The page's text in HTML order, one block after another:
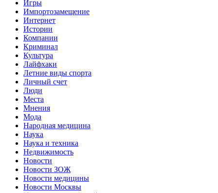
Игры
Импортозамещение
Интернет
Истории
Компании
Криминал
Культура
Лайфхаки
Летние виды спорта
Личный счет
Люди
Места
Мнения
Мода
Народная медицина
Наука
Наука и техника
Недвижимость
Новости
Новости ЗОЖ
Новости медицины
Новости Москвы